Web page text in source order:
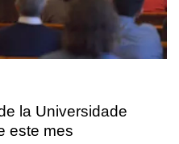
la Universidade
este mes